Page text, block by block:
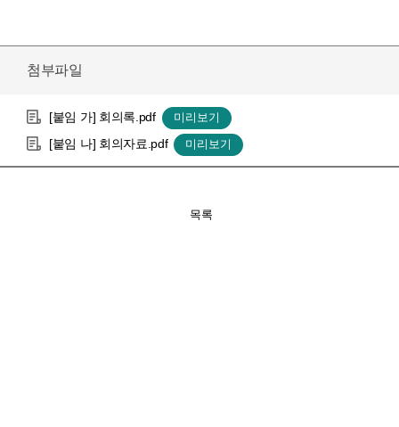
첨부파일
[붙임 가] 회의록.pdf
[붙임 나] 회의자료.pdf
목록